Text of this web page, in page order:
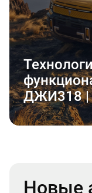
ДЖИ318 |
Новые